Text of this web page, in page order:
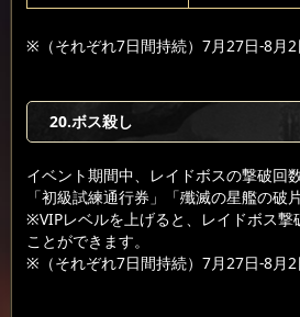
※（それぞれ7日間持続）7月27日-8月
20.ボス殺し
イベント期間中、レイドボスの撃破回
「初級試練通行券」「殲滅の星艦の破
※VIPレベルを上げると、レイドボス撃
ことができます。
※（それぞれ7日間持続）7月27日-8月